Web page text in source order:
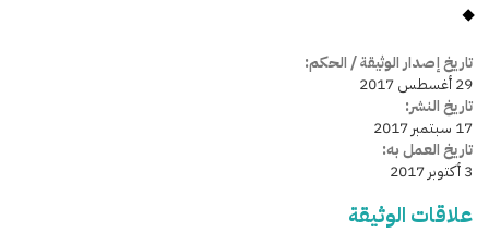
تاريخ إصدار الوثيقة / الحكم:
29 أغسطس 2017
تاريخ النشر:
17 سبتمبر 2017
تاريخ العمل به:
3 أكتوبر 2017
علاقات الوثيقة